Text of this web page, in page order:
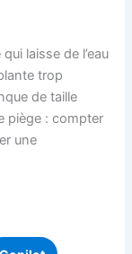
laisse de l’eau
trop
de taille
piège : compter
une